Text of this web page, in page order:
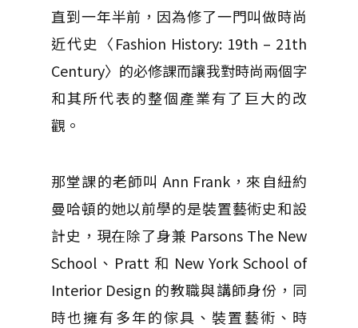
直到一年半前，因為修了一門叫做時尚
近代史〈Fashion History: 19th – 21th
Century〉的必修課而讓我對時尚兩個字
和其所代表的整個產業有了巨大的改
觀。
那堂課的老師叫 Ann Frank，來自紐約
曼哈頓的她以前學的是裝置藝術史和設
計史，現在除了身兼 Parsons The New
School、Pratt 和 New York School of
Interior Design 的教職與講師身份，同
時也擁有多年的傢具、裝置藝術、時